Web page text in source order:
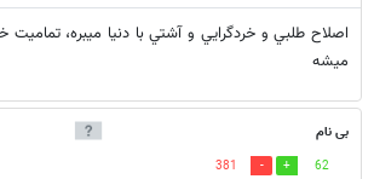
اصلاح طلبي و خردگرايي و آشتي با دنيا ميبره، تماميت
ميشه
بی نام
62
381